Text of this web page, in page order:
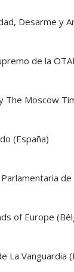
Desarme y
de la
The Moscow
(España)
de
of Europe
La Vanguardia